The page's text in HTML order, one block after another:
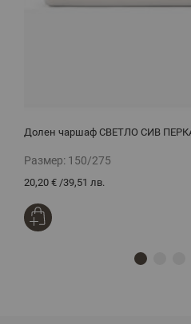
Долен чаршаф СВЕТЛО СИВ
Размер: 150/275
20,20 € /39,51 лв.